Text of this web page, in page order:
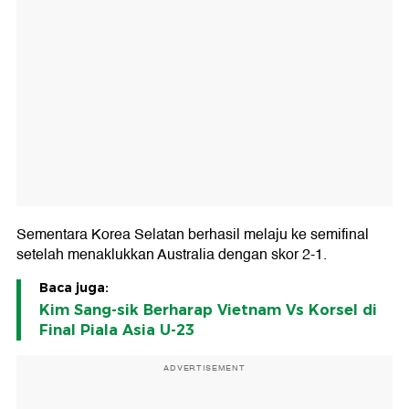
Sementara Korea Selatan berhasil melaju ke semifinal
setelah menaklukkan Australia dengan skor 2-1.
Baca juga:
Kim Sang-sik Berharap Vietnam Vs Korsel di
Final Piala Asia U-23
ADVERTISEMENT